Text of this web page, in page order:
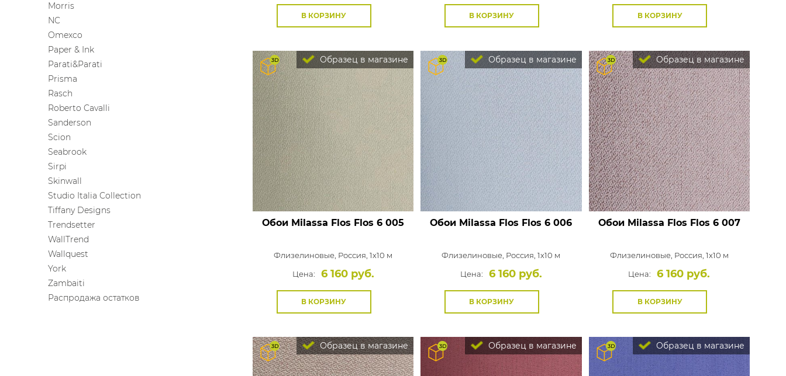
Morris
NC
Omexco
Paper & Ink
Parati&Parati
Prisma
Rasch
Roberto Cavalli
Sanderson
Scion
Seabrook
Sirpi
Skinwall
Studio Italia Collection
Tiffany Designs
Trendsetter
WallTrend
Wallquest
York
Zambaiti
Распродажа остатков
В КОРЗИНУ В КОРЗИНУ В КОРЗИНУ
Образец в магазине
Обои Milassa Flos Flos 6 005
Флизелиновые, Россия, 1x10 м
Цена:
6 160 руб.
В КОРЗИНУ
Образец в магазине
Обои Milassa Flos Flos 6 006
Флизелиновые, Россия, 1x10 м
Цена:
6 160 руб.
В КОРЗИНУ
Образец в магазине
Обои Milassa Flos Flos 6 007
Флизелиновые, Россия, 1x10 м
Цена:
6 160 руб.
В КОРЗИНУ
Образец в магазине Образец в магазине Образец в магазине